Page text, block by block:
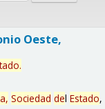
Oeste,
.
Sociedad del Estado,